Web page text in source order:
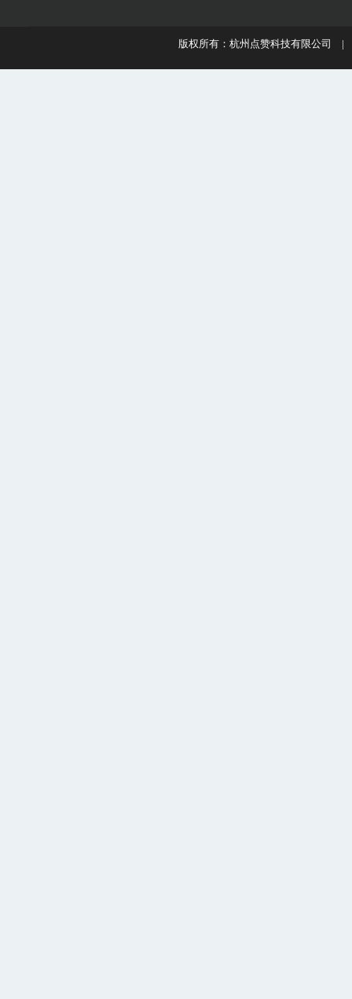
版权所有：杭州点赞科技有限公司